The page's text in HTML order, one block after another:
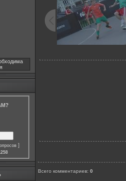
]
Всего комментариев:0